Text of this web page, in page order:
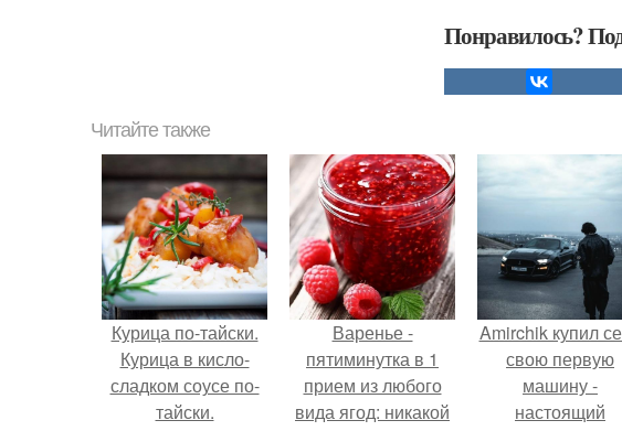
Понравилось?
Читайте также
Курица по-тайски.
Курица в кисло-
сладком соусе по-
тайски.
Варенье -
пятиминутка в 1
прием из любого
вида ягод: никакой
Amirchik купил
свою первую
машину -
настоящий